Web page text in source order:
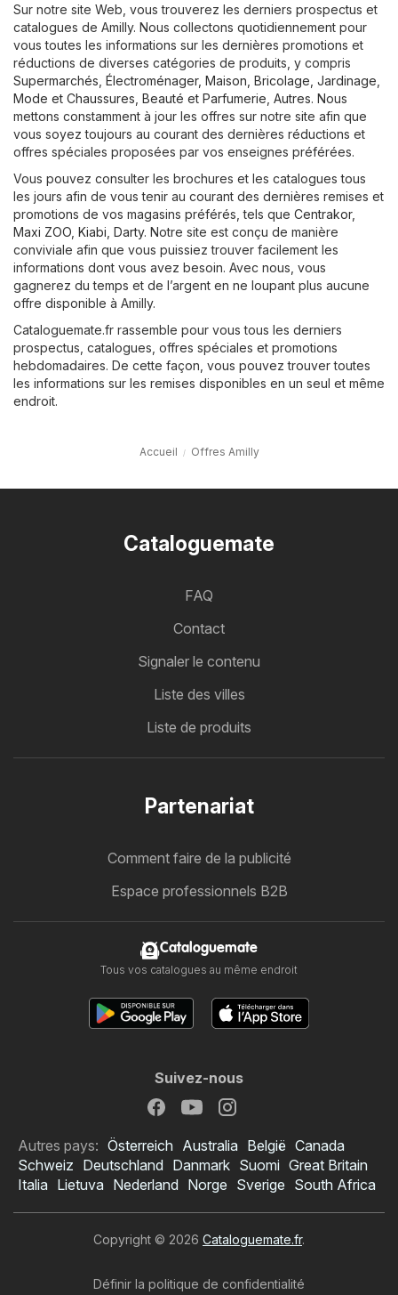
Sur notre site Web, vous trouverez les derniers prospectus et
catalogues de Amilly. Nous collectons quotidiennement pour
vous toutes les informations sur les dernières promotions et
réductions de diverses catégories de produits, y compris
Supermarchés Électroménager, Maison, Bricolage, Jardinage
Mode et Chaussures Beauté et Parfumerie Autres. Nous
mettons constamment à jour les offres sur notre site afin que
vous soyez toujours au courant des dernières réductions et
offres spéciales proposées par vos enseignes préférées.
Vous pouvez consulter les brochures et les catalogues tous
les jours afin de vous tenir au courant des dernières remises et
promotions de vos magasins préférés, tels que Centrakor,
Maxi ZOO Kiabi Darty. Notre site est conçu de manière
conviviale afin que vous puissiez trouver facilement les
informations dont vous avez besoin. Avec nous, vous
gagnerez du temps et de l’argent en ne loupant plus aucune
offre disponible à Amilly.
Cataloguemate.fr rassemble pour vous tous les derniers
prospectus, catalogues, offres spéciales et promotions
hebdomadaires. De cette façon, vous pouvez trouver toutes
les informations sur les remises disponibles en un seul et même
endroit.
Accueil Offres Amilly
Cataloguemate
FAQ
Contact
Signaler le contenu
Liste des villes
Liste de produits
Partenariat
Comment faire de la publicité
Espace professionnels B2B
Cataloguemate
Tous vos catalogues au même endroit
Suivez-nous
Autres pays: Österreich Australia België Canada
Schweiz Deutschland Danmark Suomi Great Britain
Italia Lietuva Nederland Norge Sverige South Africa
Copyright © 2026 Cataloguemate.fr.
Définir la politique de confidentialité